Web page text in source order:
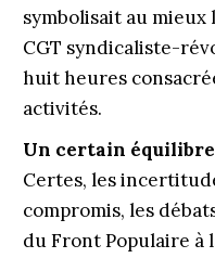
symbolisait au mieux
CGT syndicaliste-
huit heures
activités.
Un certain équilibre
Certes, les
compromis, les
du Front Populaire à